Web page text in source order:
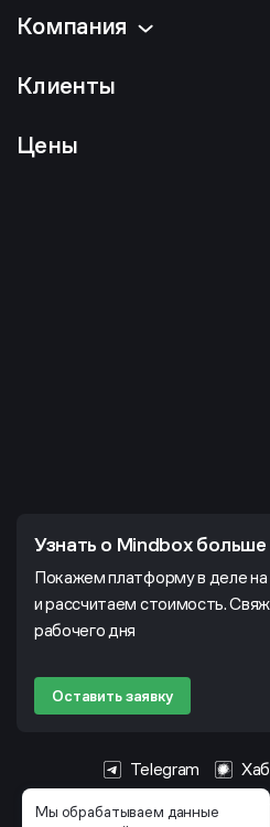
Мы обрабатываем данные
Компания
Клиенты
Цены
Узнать о Mindbox больше
Покажем платформу в деле
и рассчитаем стоимость.
рабочего дня
Оставить заявку
Telegram